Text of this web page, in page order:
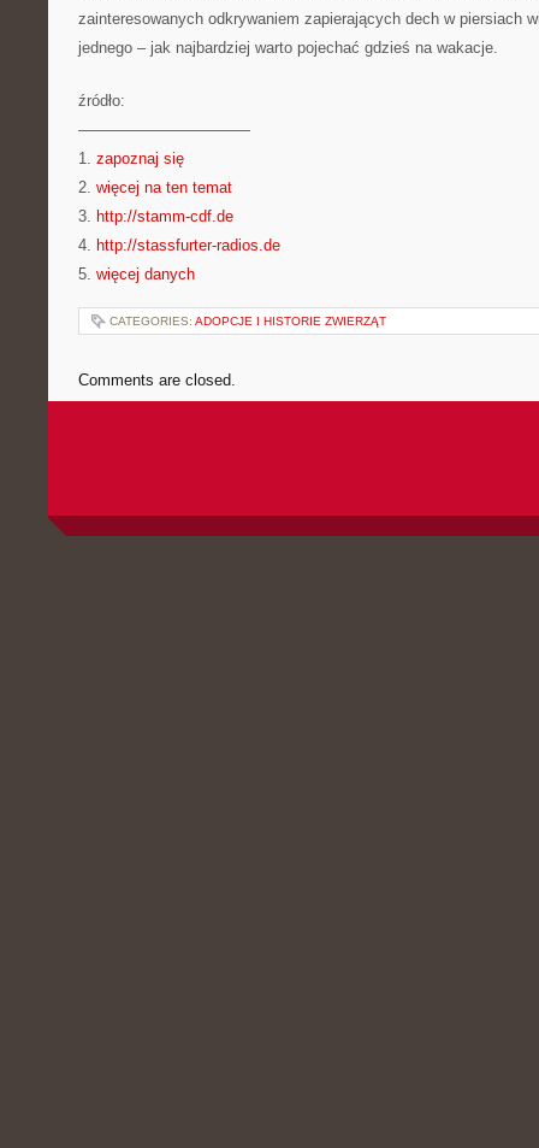
zainteresowanych odkrywaniem zapierających dech w piersiach
jednego – jak najbardziej warto pojechać gdzieś na wakacje.
źródło:
———————————
1. zapoznaj się
2. więcej na ten temat
3. http://stamm-cdf.de
4. http://stassfurter-radios.de
5. więcej danych
CATEGORIES: ADOPCJE I HISTORIE ZWIERZĄT
Comments are closed.